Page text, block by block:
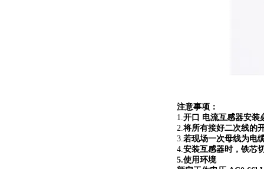
注意事项：
1.开口 电流互感器安装
2.将所有接好二次线的
3.若现场一次母线为电
4.安装互感器时，铁芯
5.使用环境